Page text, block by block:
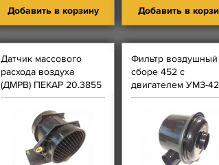
Добавить в корзину Добавить в
Датчик массового
расхода воздуха
(ДМРВ) ПЕКАР 20.3855
(Резистор)
Фильтр воздушный
сборе 452 с
двигателем УМЗ-